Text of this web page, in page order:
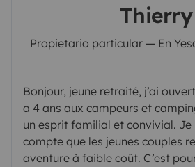
Thierry
Propietario particular — En
Bonjour, jeune retraité, j’ai
a 4 ans aux campeurs et
un esprit familial et convivial. Je
compte que les jeunes couples
aventure à faible coût. C’est